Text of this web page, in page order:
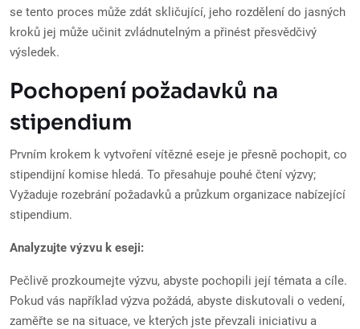
se tento proces může zdát skličující, jeho rozdělení do jasných
kroků jej může učinit zvládnutelným a přinést přesvědčivý
výsledek.
Pochopení požadavků na
stipendium
Prvním krokem k vytvoření vítězné eseje je přesně pochopit, co
stipendijní komise hledá. To přesahuje pouhé čtení výzvy;
Vyžaduje rozebrání požadavků a průzkum organizace nabízející
stipendium.
Analyzujte výzvu k eseji:
Pečlivě prozkoumejte výzvu, abyste pochopili její témata a cíle.
Pokud vás například výzva požádá, abyste diskutovali o vedení,
zaměřte se na situace, ve kterých jste převzali iniciativu a